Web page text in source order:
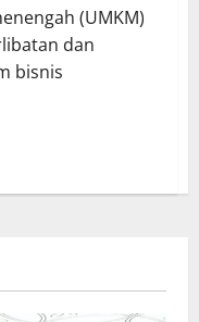
(UMKM)
dan
bisnis